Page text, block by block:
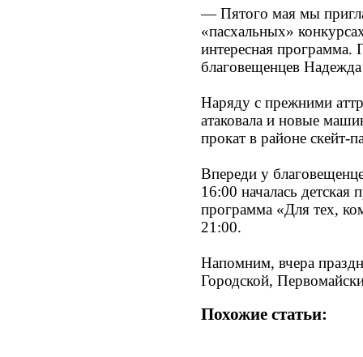
— Пятого мая мы
«пасхальных»
интересная
благовещенцев
Наряду с прежними
атаковала и новые
прокат в районе скейт-
Впереди у
16:00 началась
программа «Для тех,
21:00.
Напомним, вчера
Городской,
Похожие статьи: